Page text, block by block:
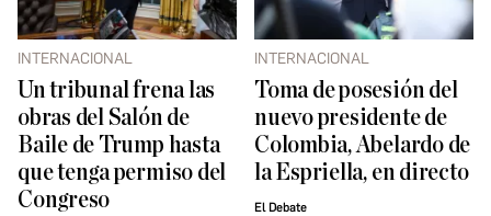
INTERNACIONAL
Un tribunal frena las
obras del Salón de
Baile de Trump hasta
que tenga permiso del
Congreso
INTERNACIONAL
Toma de posesión del
nuevo presidente de
Colombia, Abelardo de
la Espriella, en directo
El Debate